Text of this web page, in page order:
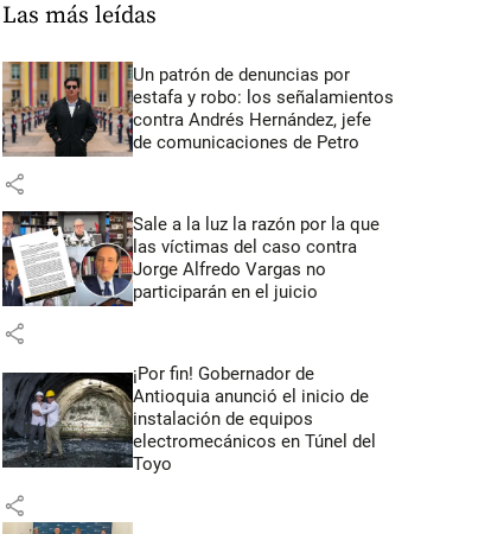
Las más leídas
Un patrón de denuncias por
estafa y robo: los señalamientos
contra Andrés Hernández, jefe
de comunicaciones de Petro
share
Sale a la luz la razón por la que
las víctimas del caso contra
Jorge Alfredo Vargas no
participarán en el juicio
share
¡Por fin! Gobernador de
Antioquia anunció el inicio de
instalación de equipos
electromecánicos en Túnel del
Toyo
share